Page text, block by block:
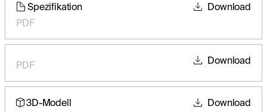
Spezifikation
PDF
Download
PDF Download
3D-Modell
Download